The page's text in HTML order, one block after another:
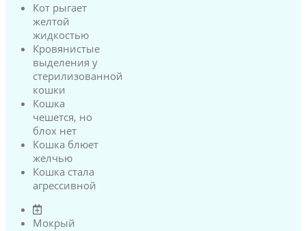
Кот рыгает
желтой
жидкостью
Кровянистые
выделения у
стерилизованной
кошки
Кошка
чешется, но
блох нет
Кошка блюет
желчью
Кошка стала
агрессивной
Мокрый